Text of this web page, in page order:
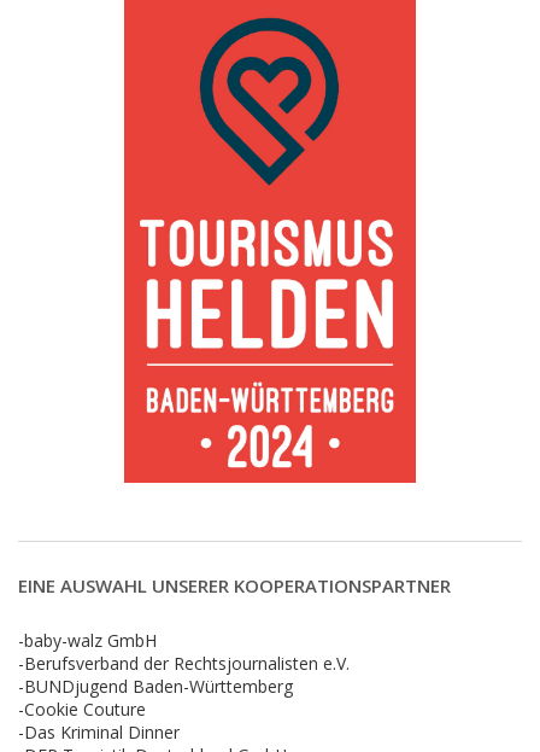
EINE AUSWAHL UNSERER KOOPERATIONSPARTNER
-baby-walz GmbH
-Berufsverband der Rechtsjournalisten e.V.
-BUNDjugend Baden-Württemberg
-Cookie Couture
-Das Kriminal Dinner